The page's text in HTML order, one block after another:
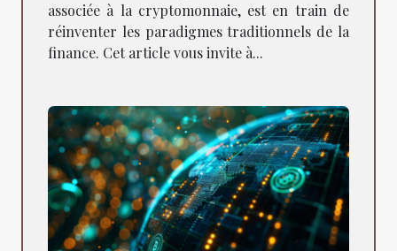
associée à la cryptomonnaie, est en train de
réinventer les paradigmes traditionnels de la
finance. Cet article vous invite à...